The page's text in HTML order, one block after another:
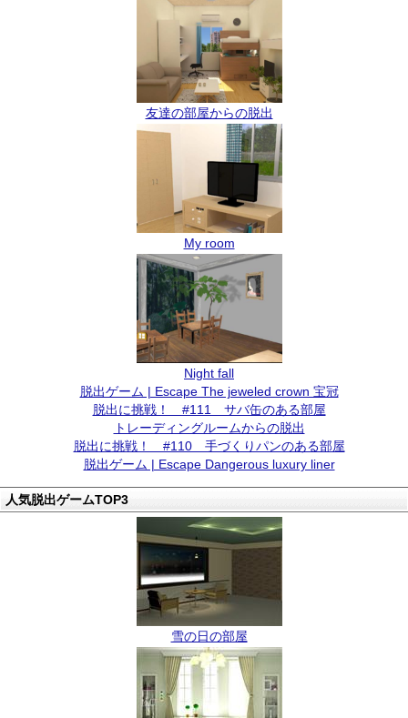
友達の部屋からの脱出
My room
Night fall
脱出ゲーム | Escape The jeweled crown 宝冠
脱出に挑戦！ #111 サバ缶のある部屋
トレーディングルームからの脱出
脱出に挑戦！ #110 手づくりパンのある部屋
脱出ゲーム | Escape Dangerous luxury liner
人気脱出ゲームTOP3
雪の日の部屋